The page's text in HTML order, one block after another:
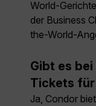
World-
der Business
the-World-
Gibt es
Tickets für
Ja, Condor